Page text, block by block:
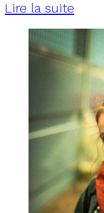
Lire la suite